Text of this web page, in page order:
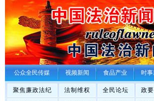
公众全民传媒 视频新闻 食品产业 时事
聚焦廉政法纪 法制维权 全民论坛 政